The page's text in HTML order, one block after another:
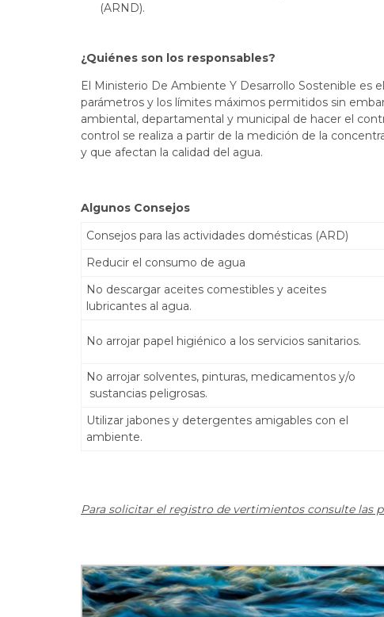
(ARND).
¿Quiénes son los responsables?
El Ministerio De Ambiente Y Desarrollo Sostenible es
parámetros y los límites máximos permitidos sin
ambiental, departamental y municipal de hacer el
control se realiza a partir de la medición de la
y que afectan la calidad del agua.
Algunos Consejos
Consejos para las actividades domésticas (ARD)
Reducir el consumo de agua
No descargar aceites comestibles y aceites
lubricantes al agua.
No arrojar papel higiénico a los servicios sanitarios.
No arrojar solventes, pinturas, medicamentos y/o
sustancias peligrosas.
Utilizar jabones y detergentes amigables con el
ambiente.
Para solicitar el registro de vertimientos consulte las